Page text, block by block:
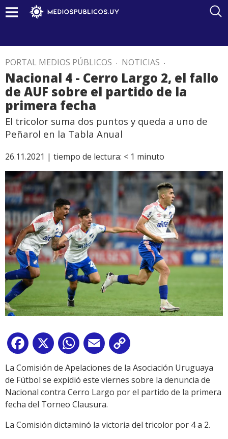
PORTAL MEDIOS PÚBLICOS . NOTICIAS .
Nacional 4 - Cerro Largo 2, el fallo
de AUF sobre el partido de la
primera fecha
El tricolor suma dos puntos y queda a uno de
Peñarol en la Tabla Anual
26.11.2021 | tiempo de lectura: < 1 minuto
Facebook
X WhatsApp
Email
Link
La Comisión de Apelaciones de la Asociación Uruguaya
de Fútbol se expidió este viernes sobre la denuncia de
Nacional contra Cerro Largo por el partido de la primera
fecha del Torneo Clausura.
La Comisión dictaminó la victoria del tricolor por 4 a 2.